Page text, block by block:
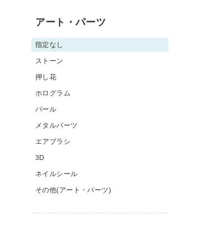
アート・パーツ
指定なし
ストーン
押し花
ホログラム
パール
メタルパーツ
エアブラシ
3D
ネイルシール
その他(アート・パーツ)